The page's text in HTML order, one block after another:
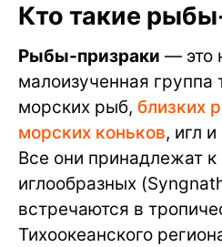
Кто такие
Рыбы-призраки — это
малоизученная группа
морских рыб, близких
морских коньков, игл
Все они принадлежат к
иглообразных
встречаются в
Тихоокеанского